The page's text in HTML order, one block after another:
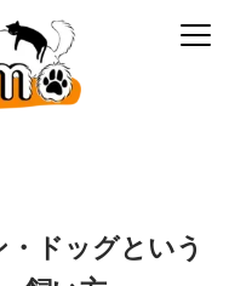
ドッグという